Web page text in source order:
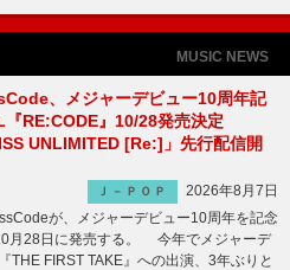
MUSIC NEWS
、メジャーデビュー10周年記
『RE:CODE』10/28発売決定
UNLIMITED [Re:]」先行配信開
Ｊ－ＰＯＰ
2026年8月7日
が、メジャーデビュー10周年を記念
月28日に発売する。 今年でメジャーデ
THE FIRST TAKE』への出演、3年ぶりと